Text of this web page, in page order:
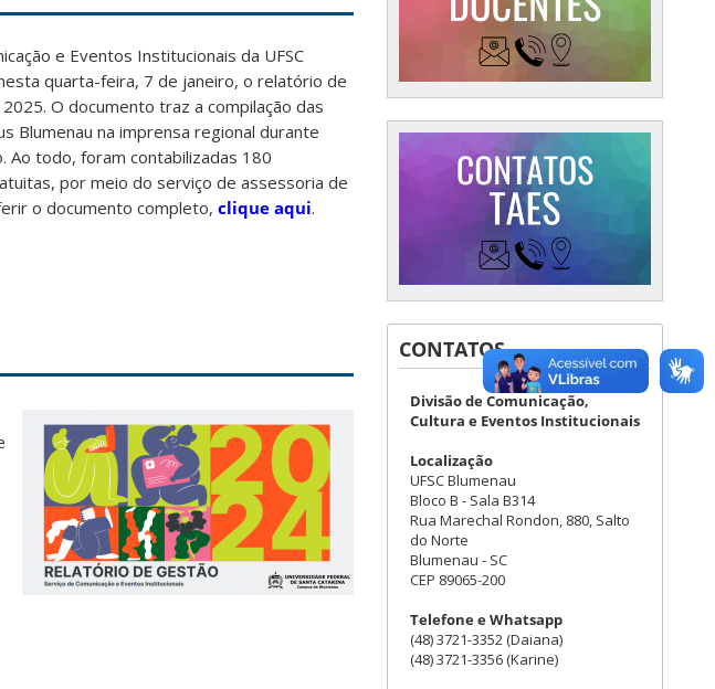
e Eventos Institucionais da UFSC
quarta-feira, 7 de janeiro, o relatório de
O documento traz a compilação das
Blumenau na imprensa regional durante
Ao todo, foram contabilizadas 180
por meio do serviço de assessoria de
o documento completo, clique aqui.
CONTATOS
Divisão de Comunicação,
Cultura e Eventos Institucionais
Localização
UFSC Blumenau
Bloco B - Sala B314
Rua Marechal Rondon, 880, Salto
do Norte
Blumenau - SC
CEP 89065-200
Telefone e Whatsapp
(48) 3721-3352 (Daiana)
(48) 3721-3356 (Karine)